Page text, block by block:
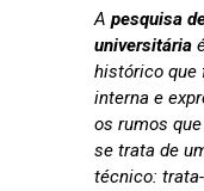
A pesquisa
universitária
histórico que
interna e
os rumos
se trata de
técnico: